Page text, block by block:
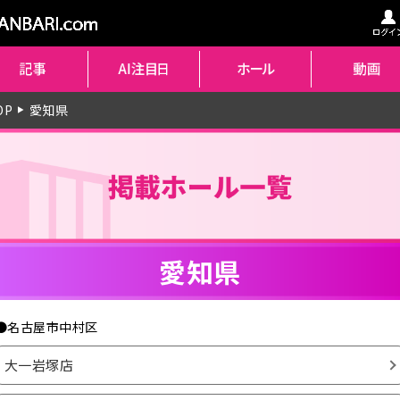
▶ 愛知県
愛知県
古屋市中村区
大一岩塚店